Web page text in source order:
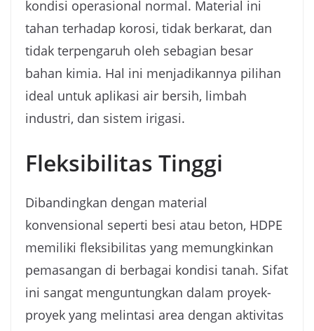
kondisi operasional normal. Material ini
tahan terhadap korosi, tidak berkarat, dan
tidak terpengaruh oleh sebagian besar
bahan kimia. Hal ini menjadikannya pilihan
ideal untuk aplikasi air bersih, limbah
industri, dan sistem irigasi.
Fleksibilitas Tinggi
Dibandingkan dengan material
konvensional seperti besi atau beton, HDPE
memiliki fleksibilitas yang memungkinkan
pemasangan di berbagai kondisi tanah. Sifat
ini sangat menguntungkan dalam proyek-
proyek yang melintasi area dengan aktivitas